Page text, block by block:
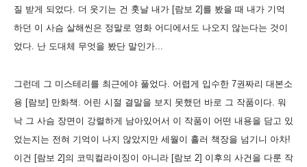
질 받게 되었다. 더 웃기는 건 훗날 내가 [람보 2]를 봤을 때 내가 기억
하던 이 사슴 살해씬은 정말로 영화 어디에서도 나오지 않는다는 것이
었다. 난 도대체 무엇을 봤단 말인가...
그런데 그 미스테리를 최근에야 풀었다. 어렵게 입수한 7권짜리 대본소
용 [람보] 만화책. 어린 시절 결말을 보지 못했던 바로 그 작품이다. 워
낙 그 사슴 장면이 강렬하게 남아있어서 이 작품이 어떤 내용을 담고 있
었는지는 전혀 기억이 나지 않았지만 세월이 흘러 책장을 넘기니 아차!
이건 [람보 2]의 코믹컬라이징이 아니라 [람보 2] 이후의 사건을 다룬 작